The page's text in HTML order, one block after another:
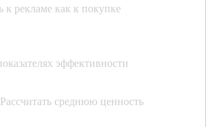
к рекламе как к покупке
эффективности
среднюю ценность